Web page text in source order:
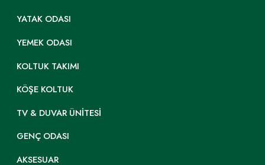
YATAK ODASI
YEMEK ODASI
KOLTUK TAKIMI
KÖŞE KOLTUK
TV & DUVAR ÜNITESI
GENÇ ODASI
AKSESUAR